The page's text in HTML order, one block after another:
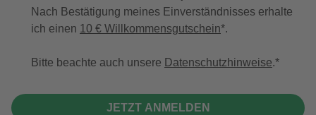
Nach Bestätigung meines Einverständnisses erhalte
ich einen 10 € Willkommensgutschein*.
Bitte beachte auch unsere Datenschutzhinweise.
JETZT ANMELDEN